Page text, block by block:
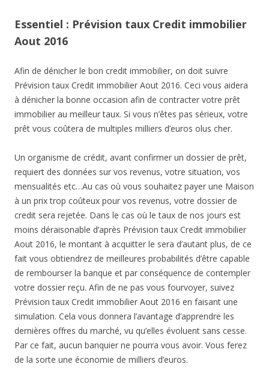
Essentiel : Prévision taux Credit immobilier
Aout 2016
Afin de dénicher le bon credit immobilier, on doit suivre
Prévision taux Credit immobilier Aout 2016. Ceci vous aidera
à dénicher la bonne occasion afin de contracter votre prêt
immobilier au meilleur taux. Si vous n’êtes pas sérieux, votre
prêt vous coûtera de multiples milliers d’euros olus cher.
Un organisme de crédit, avant confirmer un dossier de prêt,
requiert des données sur vos revenus, votre situation, vos
mensualités etc…Au cas où vous souhaitez payer une Maison
à un prix trop coûteux pour vos revenus, votre dossier de
credit sera rejetée. Dans le cas où le taux de nos jours est
moins déraisonable d’après Prévision taux Credit immobilier
Aout 2016, le montant à acquitter le sera d’autant plus, de ce
fait vous obtiendrez de meilleures probabilités d’être capable
de rembourser la banque et par conséquence de contempler
votre dossier reçu. Afin de ne pas vous fourvoyer, suivez
Prévision taux Credit immobilier Aout 2016 en faisant une
simulation. Cela vous donnera l’avantage d’apprendre les
dernières offres du marché, vu qu’elles évoluent sans cesse.
Par ce fait, aucun banquier ne pourra vous avoir. Vous ferez
de la sorte une économie de milliers d’euros.